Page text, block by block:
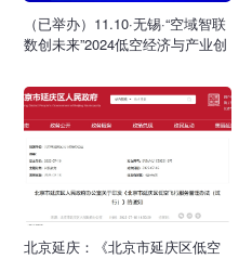
（已举办）11.10·无锡·“空域智联
数创未来”2024低空经济与产业创
北京延庆：《北京市延庆区低空